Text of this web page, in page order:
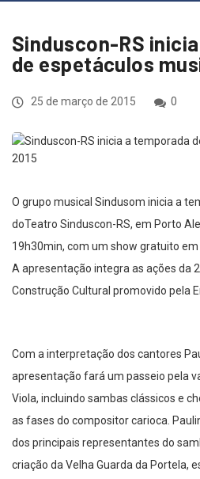
Sinduscon-RS
de espetáculos
25 de março de 2015 0
O grupo musical Sindusom inicia a
doTeatro Sinduscon-RS, em Porto
19h30min, com um show gratuito em
A apresentação integra as ações da
Construção Cultural promovido pela
Com a interpretação dos cantores
apresentação fará um passeio pela
Viola, incluindo sambas clássicos e
as fases do compositor carioca.
dos principais representantes do
criação da Velha Guarda da Portela,